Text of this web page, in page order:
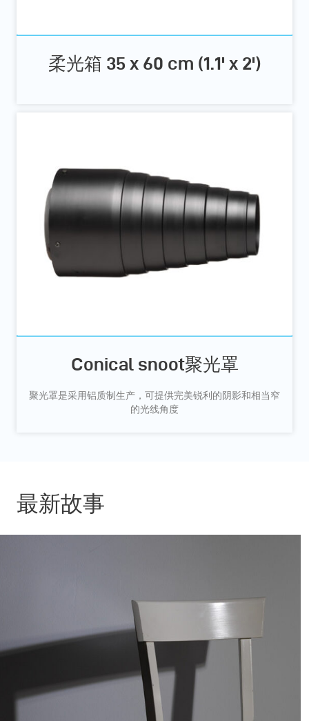
柔光箱 35 x 60 cm (1.1' x 2')
Conical snoot聚光罩
聚光罩是采用铝质制生产，可提供完美锐利的阴影和相当窄
的光线角度
最新故事